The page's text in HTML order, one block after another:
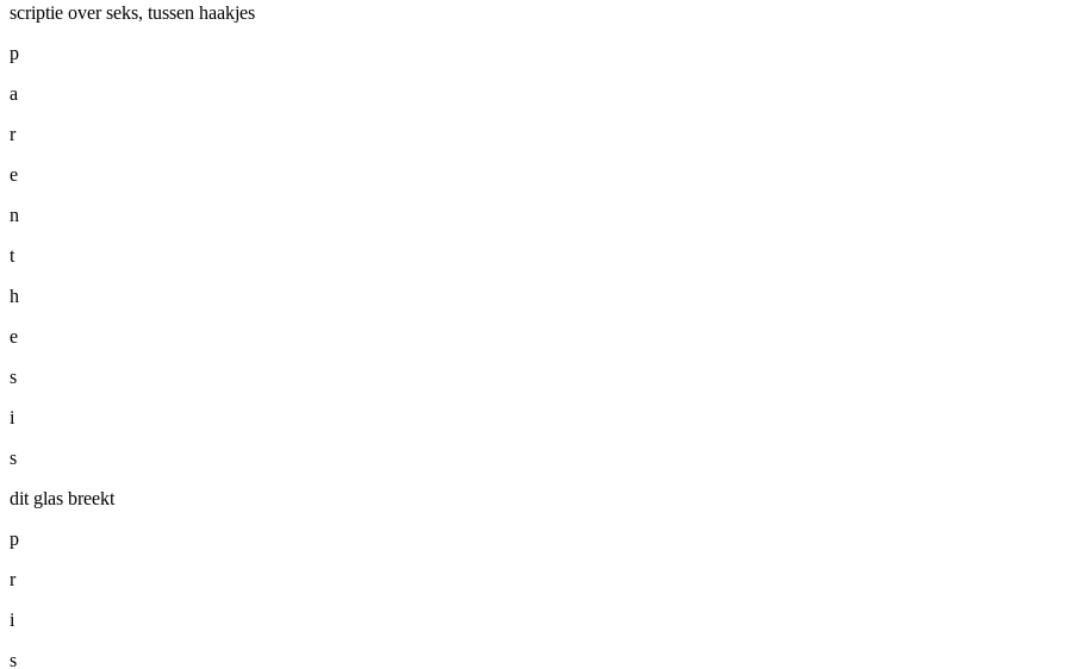
scriptie over seks, tussen haakjes
p
a
r
e
n
t
h
e
s
i
s
dit glas breekt
p
r
i
s